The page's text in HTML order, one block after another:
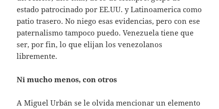
estado patrocinado por EE.UU. y Latinoamerica como
patio trasero. No niego esas evidencias, pero con ese
paternalismo tampoco puedo. Venezuela tiene que
ser, por fin, lo que elijan los venezolanos
libremente.
Ni mucho menos, con otros
A Miguel Urbán se le olvida mencionar un elemento